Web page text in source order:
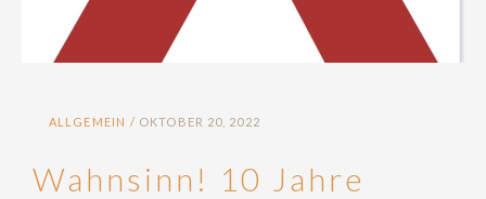
ALLGEMEIN OKTOBER 20, 2022
Wahnsinn! 10 Jahre